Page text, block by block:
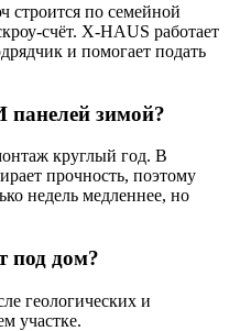
по семейной
счёт. X-HAUS работает
и помогает подать
зимой?
круглый год. В
прочность, поэтому
недель медленнее, но
под дом?
геологических и
участке.